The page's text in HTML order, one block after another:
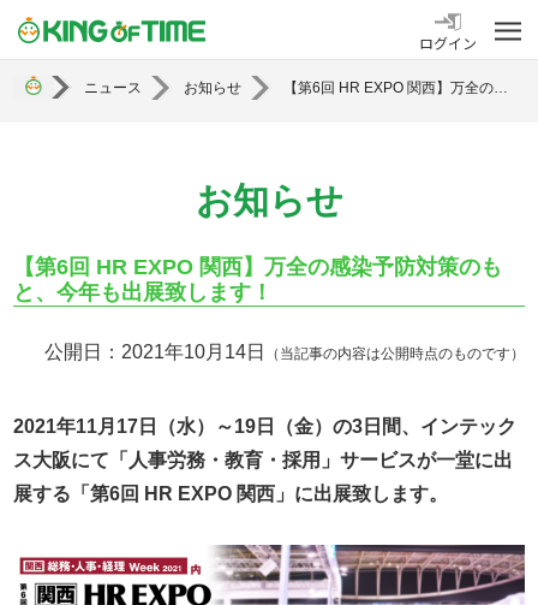
勤怠管理システム KING OF TIME
ログイン
ニュース お知らせ 【第6回 HR EXPO 関西】万全の感染予防対策のもと、今年も出展致します！
お知らせ
【第6回 HR EXPO 関西】万全の感染予防対策のも
と、今年も出展致します！
公開日：2021年10月14日 （当記事の内容は公開時点のものです）
2021年11月17日（水）～19日（金）の3日間、インテック
ス大阪にて「人事労務・教育・採用」サービスが一堂に出
展する「第6回 HR EXPO 関西」に出展致します。